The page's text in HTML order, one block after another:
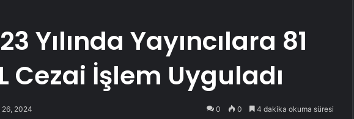
Yılında Yayıncılara 81
Cezai İşlem Uyguladı
26, 2024 0 0 4 dakika okuma süresi